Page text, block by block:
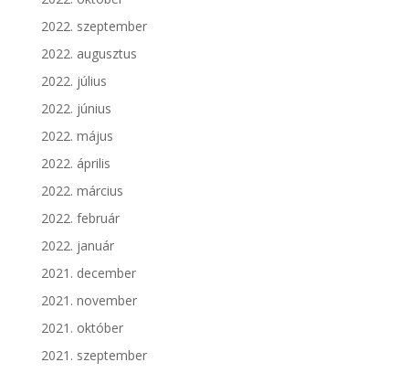
2022. szeptember
2022. augusztus
2022. július
2022. június
2022. május
2022. április
2022. március
2022. február
2022. január
2021. december
2021. november
2021. október
2021. szeptember